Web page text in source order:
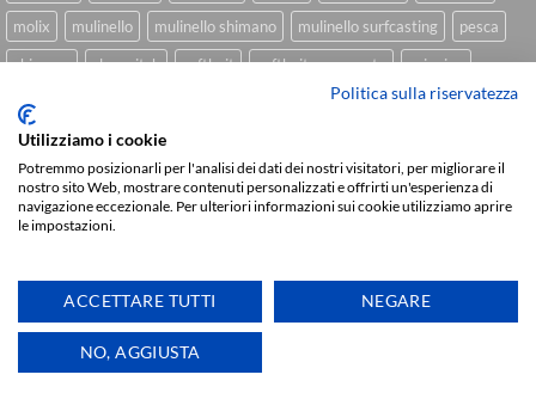
molix
mulinello mulinello shimano mulinello surfcasting
pesca
shimano
slow pitch softbait softbait yamamoto
spinning
spinning inshore
trecciato trolling tubertini
Sviluppato daWe Blink Design
Delivery
CHI SIAMO BLOG FAQ CONTATTI
Copyright 2026 © IlMaestralePesca.it
Politica sulla riservatezza
Utilizziamo i cookie
Potremmo posizionarli per l'analisi dei dati dei nostri visitatori, per migliorare il
nostro sito Web, mostrare contenuti personalizzati e offrirti un'esperienza di
navigazione eccezionale. Per ulteriori informazioni sui cookie utilizziamo aprire
le impostazioni.
ACCETTARE TUTTI NEGARE
NO, AGGIUSTA